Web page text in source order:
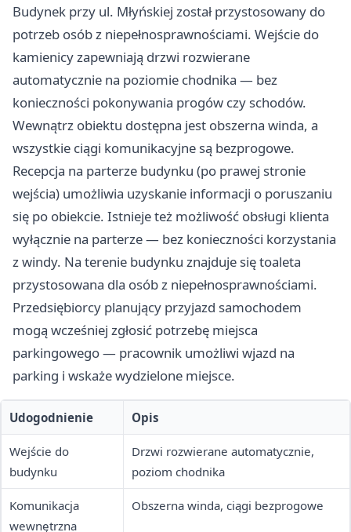
Budynek przy ul. Młyńskiej został przystosowany do
potrzeb osób z niepełnosprawnościami. Wejście do
kamienicy zapewniają drzwi rozwierane
automatycznie na poziomie chodnika — bez
konieczności pokonywania progów czy schodów.
Wewnątrz obiektu dostępna jest obszerna winda, a
wszystkie ciągi komunikacyjne są bezprogowe.
Recepcja na parterze budynku (po prawej stronie
wejścia) umożliwia uzyskanie informacji o poruszaniu
się po obiekcie. Istnieje też możliwość obsługi klienta
wyłącznie na parterze — bez konieczności korzystania
z windy. Na terenie budynku znajduje się toaleta
przystosowana dla osób z niepełnosprawnościami.
Przedsiębiorcy planujący przyjazd samochodem
mogą wcześniej zgłosić potrzebę miejsca
parkingowego — pracownik umożliwi wjazd na
parking i wskaże wydzielone miejsce.
Udogodnienie Opis
Wejście do
budynku
Drzwi rozwierane automatycznie,
poziom chodnika
Komunikacja
wewnętrzna
Obszerna winda, ciągi bezprogowe